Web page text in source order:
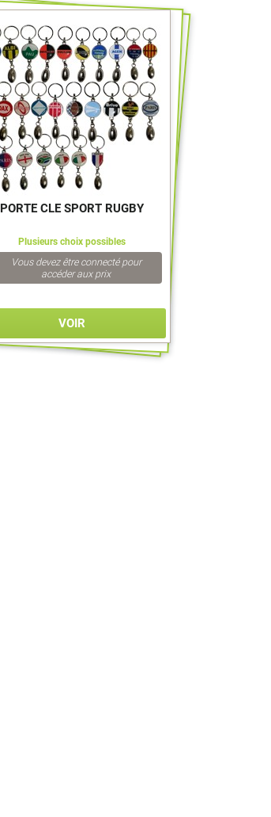
PORTE CLE SPORT RUGBY
Plusieurs choix possibles
Vous devez être connecté pour
accéder aux prix
VOIR